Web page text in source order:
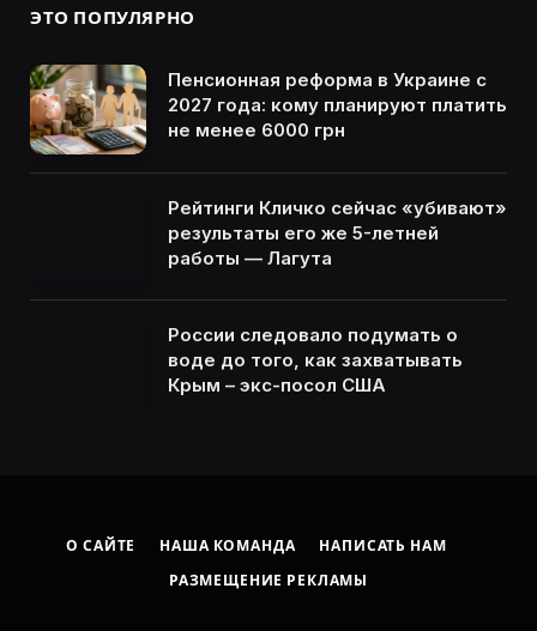
ЭТО ПОПУЛЯРНО
Пенсионная реформа в Украине с
2027 года: кому планируют платить
не менее 6000 грн
Рейтинги Кличко сейчас «убивают»
результаты его же 5-летней
работы — Лагута
России следовало подумать о
воде до того, как захватывать
Крым – экс-посол США
О САЙТЕ НАША КОМАНДА
НАПИСАТЬ НАМ
РАЗМЕЩЕНИЕ РЕКЛАМЫ